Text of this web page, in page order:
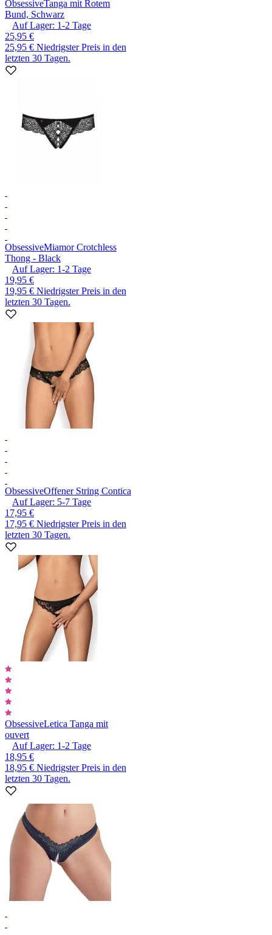
ObsessiveTanga mit Rotem
Bund, Schwarz
Auf Lager: 1-2 Tage
25,95 €
25,95 € Niedrigster Preis in den
letzten 30 Tagen.
ObsessiveMiamor Crotchless
Thong - Black
Auf Lager: 1-2 Tage
19,95 €
19,95 € Niedrigster Preis in den
letzten 30 Tagen.
ObsessiveOffener String Contica
Auf Lager: 5-7 Tage
17,95 €
17,95 € Niedrigster Preis in den
letzten 30 Tagen.
ObsessiveLetica Tanga mit
ouvert
Auf Lager: 1-2 Tage
18,95 €
18,95 € Niedrigster Preis in den
letzten 30 Tagen.